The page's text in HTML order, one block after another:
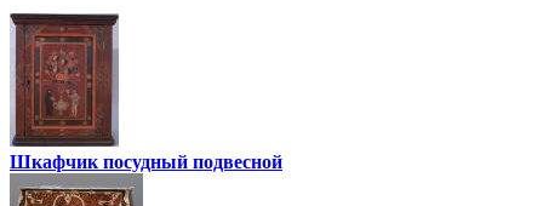
Шкафчик посудный подвесной